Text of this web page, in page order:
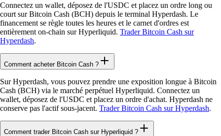
Connectez un wallet, déposez de l'USDC et placez un ordre long ou
court sur Bitcoin Cash (BCH) depuis le terminal Hyperdash. Le
financement se règle toutes les heures et le carnet d'ordres est
entièrement on-chain sur Hyperliquid. Trader Bitcoin Cash sur
Hyperdash.
Comment acheter Bitcoin Cash ?
Sur Hyperdash, vous pouvez prendre une exposition longue à Bitcoin
Cash (BCH) via le marché perpétuel Hyperliquid. Connectez un
wallet, déposez de l'USDC et placez un ordre d'achat. Hyperdash ne
conserve pas l'actif sous-jacent. Trader Bitcoin Cash sur Hyperdash.
Comment trader Bitcoin Cash sur Hyperliquid ?